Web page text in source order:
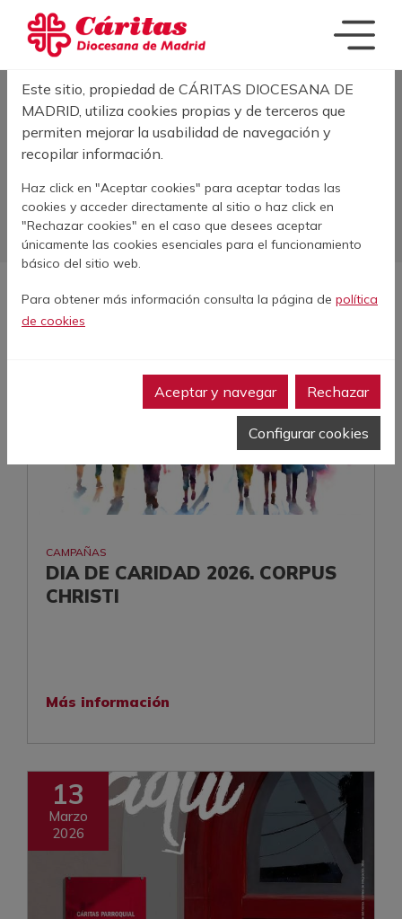
Pasar al contenido principal
Sobrescribir
INICIO CAMPAÑAS
Campañas
10
CAMPAÑAS
DIA DE CARIDAD 2026. CORPUS
CHRISTI
Más información
13
Marzo
2026
Acerca de las cookies en este sitio
Este sitio, propiedad de CÁRITAS DIOCESANA DE
MADRID, utiliza cookies propias y de terceros que
permiten mejorar la usabilidad de navegación y
recopilar información.
Haz click en "Aceptar cookies" para aceptar todas las
cookies y acceder directamente al sitio o haz click en
"Rechazar cookies" en el caso que desees aceptar
únicamente las cookies esenciales para el funcionamiento
básico del sitio web.
Para obtener más información consulta la página de política
de cookies
Aceptar y navegar Rechazar
Configurar cookies